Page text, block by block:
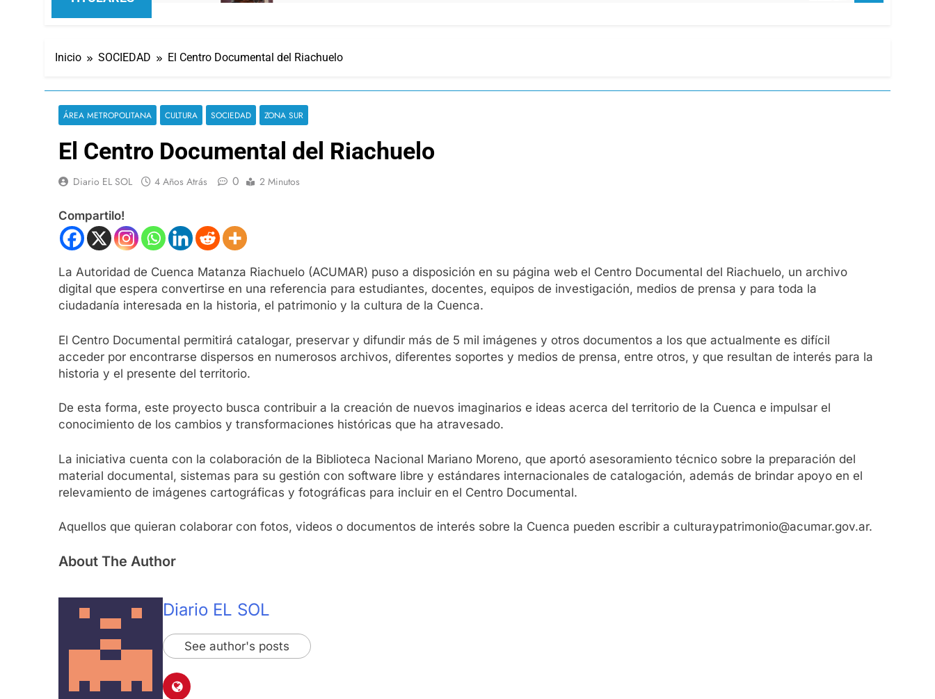
Inicio SOCIEDAD El Centro Documental del Riachuelo
ÁREA METROPOLITANA CULTURA SOCIEDAD ZONA SUR
El Centro Documental del Riachuelo
Diario EL SOL 4 Años Atrás 0 2 Minutos
Compartilo!
La Autoridad de Cuenca Matanza Riachuelo (ACUMAR) puso a disposición en su página web el Centro Documental del Riachuelo, un archivo
digital que espera convertirse en una referencia para estudiantes, docentes, equipos de investigación, medios de prensa y para toda la
ciudadanía interesada en la historia, el patrimonio y la cultura de la Cuenca.
El Centro Documental permitirá catalogar, preservar y difundir más de 5 mil imágenes y otros documentos a los que actualmente es difícil
acceder por encontrarse dispersos en numerosos archivos, diferentes soportes y medios de prensa, entre otros, y que resultan de interés para la
historia y el presente del territorio.
De esta forma, este proyecto busca contribuir a la creación de nuevos imaginarios e ideas acerca del territorio de la Cuenca e impulsar el
conocimiento de los cambios y transformaciones históricas que ha atravesado.
La iniciativa cuenta con la colaboración de la Biblioteca Nacional Mariano Moreno, que aportó asesoramiento técnico sobre la preparación del
material documental, sistemas para su gestión con software libre y estándares internacionales de catalogación, además de brindar apoyo en el
relevamiento de imágenes cartográficas y fotográficas para incluir en el Centro Documental.
Aquellos que quieran colaborar con fotos, videos o documentos de interés sobre la Cuenca pueden escribir a culturaypatrimonio@acumar.gov.ar.
About The Author
Diario EL SOL
See author's posts